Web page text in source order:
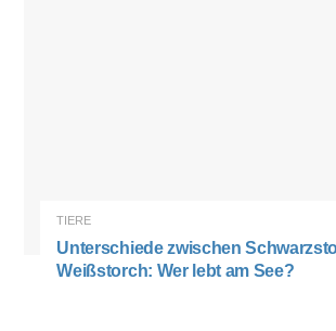
TIERE
Unterschiede zwischen
Weißstorch: Wer lebt am See?